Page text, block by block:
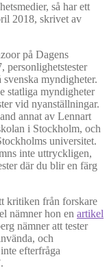
så har ett
2018, skrivet av
på Dagens
personlighetstester
myndigheter.
statliga myndigheter
vid nyanställningar.
annat av Lennart
i Stockholm, och
universitet.
inte uttryckligen,
där du blir en färg
kritiken från forskare
nämner hon en artikel
nämner att tester
och
efterfråga